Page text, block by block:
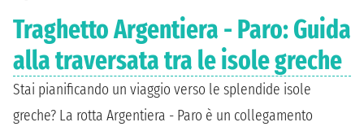
Traghetto Argentiera - Paro: Guida
alla traversata tra le isole greche
Stai pianificando un viaggio verso le splendide isole
greche? La rotta Argentiera - Paro è un collegamento